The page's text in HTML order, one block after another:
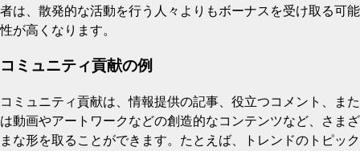
者は、散発的な活動を行う人々よりもボーナスを受け取る可能
性が高くなります。
コミュニティ貢献の例
コミュニティ貢献は、情報提供の記事、役立つコメント、また
は動画やアートワークなどの創造的なコンテンツなど、さまざ
まな形を取ることができます。たとえば、トレンドのトピック